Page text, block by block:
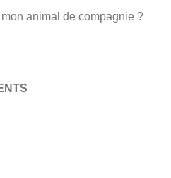
animal de compagnie ?